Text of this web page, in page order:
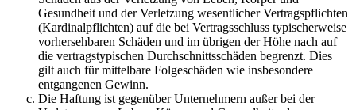
Gesundheit und der Verletzung wesentlicher Vertragspflichten
(Kardinalpflichten) auf die bei Vertragsschluss typischerweise
vorhersehbaren Schäden und im übrigen der Höhe nach auf
die vertragstypischen Durchschnittsschäden begrenzt. Dies
gilt auch für mittelbare Folgeschäden wie insbesondere
entgangenen Gewinn.
Die Haftung ist gegenüber Unternehmern außer bei der